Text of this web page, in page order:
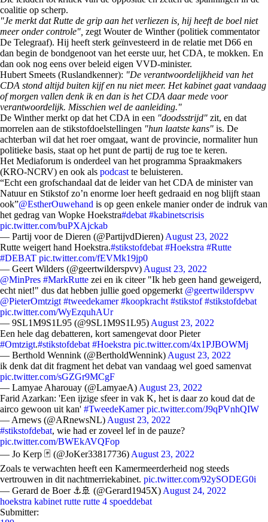
coalitie op scherp.
"Je merkt dat Rutte de grip aan het verliezen is, hij heeft de boel niet
meer onder controle", zegt Wouter de Winther (politiek commentator
De Telegraaf). Hij heeft sterk geïnvesteerd in de relatie met D66 en
dan begin de bondgenoot van het eerste uur, het CDA, te mokken. En
dan ook nog eens over beleid eigen VVD-minister.
Hubert Smeets (Ruslandkenner): "De verantwoordelijkheid van het
CDA stond altijd buiten kijf en nu niet meer. Het kabinet gaat vandaag
of morgen vallen denk ik en dan is het CDA daar mede voor
verantwoordelijk. Misschien wel de aanleiding."
De Winther merkt op dat het CDA in een "doodsstrijd" zit, en dat
morrelen aan de stikstofdoelstellingen "hun laatste kans" is. De
achterban wil dat het roer omgaat, want de provincie, normaliter hun
politieke basis, staat op het punt de partij de rug toe te keren.
Het Mediaforum is onderdeel van het programma Spraakmakers
(KRO-NCRV) en ook als podcast te beluisteren.
“Echt een grofschandaal dat de leider van het CDA de minister van
Natuur en Stikstof zo’n enorme loer heeft gedraaid en nog blijft staan
ook”@EstherOuwehand is op geen enkele manier onder de indruk van
het gedrag van Wopke Hoekstra#debat #kabinetscrisis
pic.twitter.com/buPXAjckab
— Partij voor de Dieren (@PartijvdDieren) August 23, 2022
Rutte weigert hand Hoekstra.#stikstofdebat #Hoekstra #Rutte
#DEBAT pic.twitter.com/fEVMk19jp0
— Geert Wilders (@geertwilderspvv) August 23, 2022
@MinPres #MarkRutte zei en ik citeer "Ik heb geen hand geweigerd,
echt niet!" dus dat hebben jullie goed opgemerkt @geertwilderspvv
@PieterOmtzigt #tweedekamer #koopkracht #stikstof #stikstofdebat
pic.twitter.com/WyEzquhAUr
— 9SL1M9S1L95 (@9SL1M9S1L95) August 23, 2022
Een hele dag debatteren, kort samengevat door Pieter
#Omtzigt.#stikstofdebat #Hoekstra pic.twitter.com/4x1PJBOWMj
— Berthold Wennink (@BertholdWennink) August 23, 2022
ik denk dat dit fragment het debat van vandaag wel goed samenvat
pic.twitter.com/sGZGr9MCgF
— Lamyae Aharouay (@LamyaeA) August 23, 2022
Farid Azarkan: 'Een ijzige sfeer in vak K, het is daar zo koud dat de
airco gewoon uit kan' #TweedeKamer pic.twitter.com/J9qPVnhQIW
— Arnews (@ARnewsNL) August 23, 2022
#stikstofdebat, wie had er zoveel lef in de pauze?
pic.twitter.com/BWEkAVQFop
— Jo Kerp 🃏 (@JoKer33817736) August 23, 2022
Zoals te verwachten heeft een Kamermeerderheid nog steeds
vertrouwen in dit nachtmerriekabinet. pic.twitter.com/92ySODEG0i
— Gerard de Boer ⚓🚢 (@Gerard1945X) August 24, 2022
hoekstra kabinet rutte rutte 4 spoeddebat
Submitter: